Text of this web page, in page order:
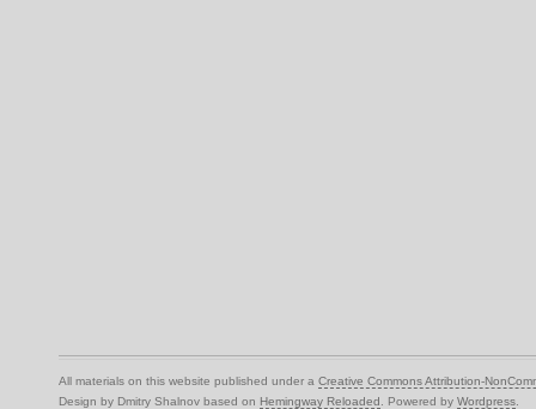
All materials on this website published under a Creative Commons Attribution-
Design by Dmitry Shalnov based on Hemingway Reloaded . Powered by Wordpress